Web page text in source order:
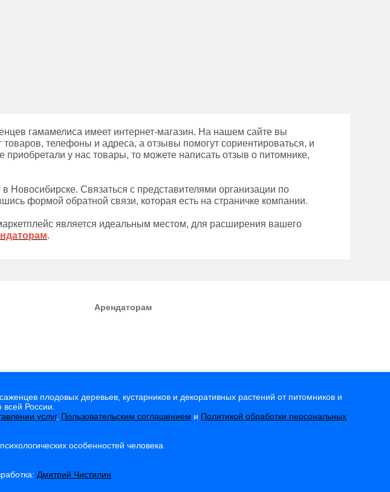
гамамелиса имеет интернет-магазин. На нашем сайте вы
телефоны и адреса, а отзывы помогут сориентироваться, и
у нас товары, то можете написать отзыв о питомнике,
Связаться с представителями организации по
формой обратной связи, которая есть на страничке компании.
является идеальным местом, для расширения вашего
.
Арендаторам
плодовых деревьев, кустарников и декоративных растений от питомников и
всей России.
услуг, Пользовательским соглашением и Политикой обработки персональных
особенностей человека
Дмитрий Чистилин